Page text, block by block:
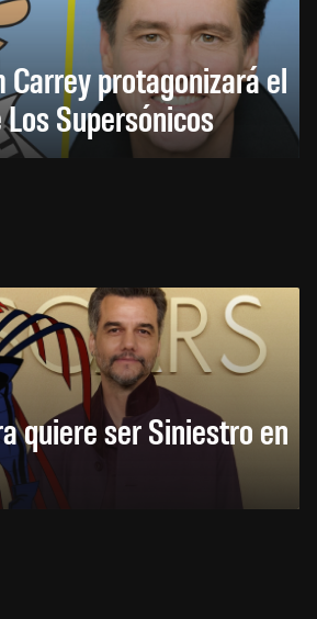
Carrey protagonizará el
Supersónicos
quiere ser Siniestro en